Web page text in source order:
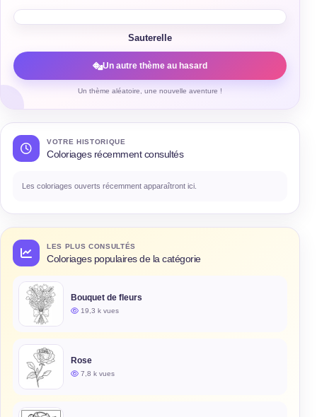
Sauterelle
Un autre thème au hasard
Un thème aléatoire, une nouvelle aventure !
VOTRE HISTORIQUE
Coloriages récemment consultés
Les coloriages ouverts récemment apparaîtront ici.
LES PLUS CONSULTÉS
Coloriages populaires de la catégorie
Bouquet de fleurs
19,3 k vues
Rose
7,8 k vues